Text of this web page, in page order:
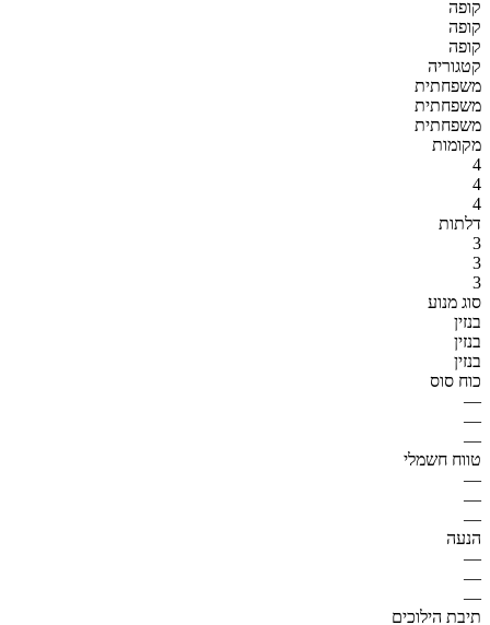
קופה
קופה
קופה
קטגוריה
משפחתית
משפחתית
משפחתית
מקומות
4
4
4
דלתות
3
3
3
סוג מנוע
בנזין
בנזין
בנזין
כוח סוס
—
—
—
טווח חשמלי
—
—
—
הנעה
—
—
—
תיבת הילוכים